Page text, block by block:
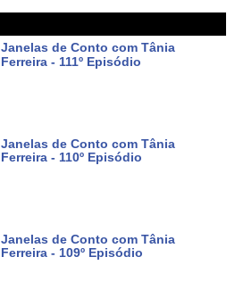
Janelas de Conto com Tânia
Ferreira - 111º Episódio
Janelas de Conto com Tânia
Ferreira - 110º Episódio
Janelas de Conto com Tânia
Ferreira - 109º Episódio